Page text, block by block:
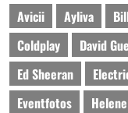
Avicii
Ayliva
Coldplay
David
Ed Sheeran
Eventfotos